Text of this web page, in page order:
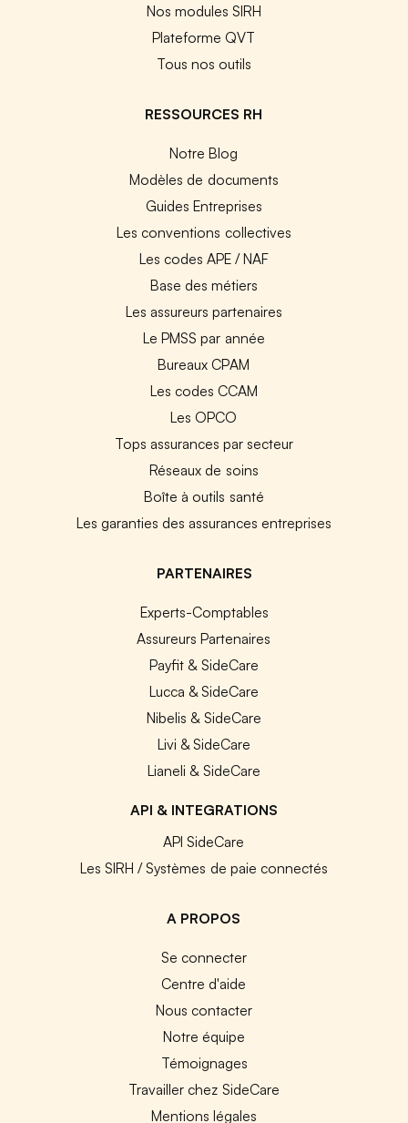
Nos modules SIRH
Plateforme QVT
Tous nos outils
RESSOURCES RH
Notre Blog
Modèles de documents
Guides Entreprises
Les conventions collectives
Les codes APE / NAF
Base des métiers
Les assureurs partenaires
Le PMSS par année
Bureaux CPAM
Les codes CCAM
Les OPCO
Tops assurances par secteur
Réseaux de soins
Boîte à outils santé
Les garanties des assurances entreprises
PARTENAIRES
Experts-Comptables
Assureurs Partenaires
Payfit & SideCare
Lucca & SideCare
Nibelis & SideCare
Livi & SideCare
Lianeli & SideCare
API & INTEGRATIONS
API SideCare
Les SIRH / Systèmes de paie connectés
A PROPOS
Se connecter
Centre d'aide
Nous contacter
Notre équipe
Témoignages
Travailler chez SideCare
Mentions légales